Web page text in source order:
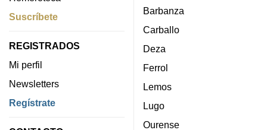
Suscríbete
REGISTRADOS
Mi perfil
Newsletters
Regístrate
Barbanza
Carballo
Deza
Ferrol
Lemos
Lugo
Ourense